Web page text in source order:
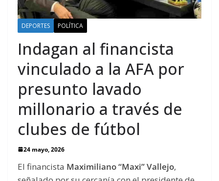
DEPORTES POLÍTICA
Indagan al financista
vinculado a la AFA por
presunto lavado
millonario a través de
clubes de fútbol
24 mayo, 2026
El financista Maximiliano “Maxi” Vallejo,